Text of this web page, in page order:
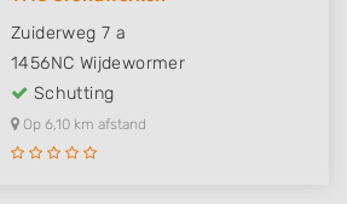
Zuiderweg 7 a
1456NC Wijdewormer
Schutting
Op 6,10 km afstand